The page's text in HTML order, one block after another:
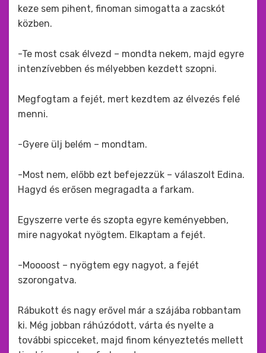
keze sem pihent, finoman simogatta a zacskót
közben.
-Te most csak élvezd – mondta nekem, majd egyre
intenzívebben és mélyebben kezdett szopni.
Megfogtam a fejét, mert kezdtem az élvezés felé
menni.
-Gyere ülj belém – mondtam.
-Most nem, előbb ezt befejezzük – válaszolt Edina.
Hagyd és erősen megragadta a farkam.
Egyszerre verte és szopta egyre keményebben,
mire nagyokat nyögtem. Elkaptam a fejét.
-Moooost – nyögtem egy nagyot, a fejét
szorongatva.
Rábukott és nagy erővel már a szájába robbantam
ki. Még jobban ráhúzódott, várta és nyelte a
további spicceket, majd finom kényeztetés mellett